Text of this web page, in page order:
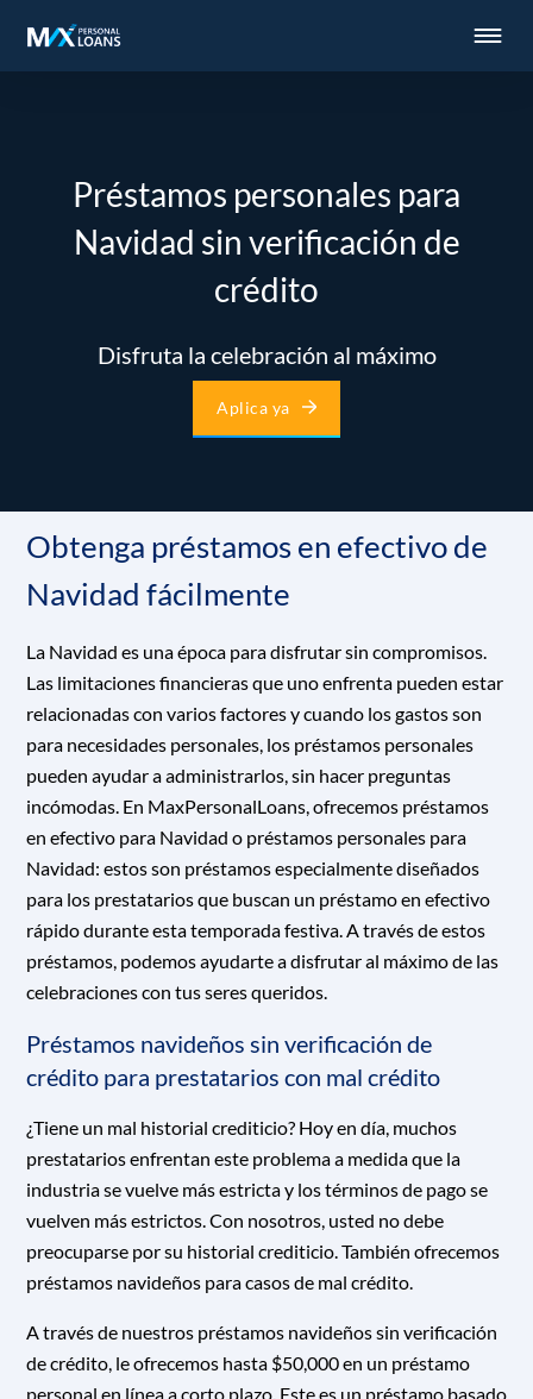
Préstamos personales para
Navidad sin verificación de
crédito
Disfruta la celebración al máximo
Aplica ya
Obtenga préstamos en efectivo de
Navidad fácilmente
La Navidad es una época para disfrutar sin compromisos.
Las limitaciones financieras que uno enfrenta pueden estar
relacionadas con varios factores y cuando los gastos son
para necesidades personales, los préstamos personales
pueden ayudar a administrarlos, sin hacer preguntas
incómodas. En MaxPersonalLoans, ofrecemos préstamos
en efectivo para Navidad o préstamos personales para
Navidad: estos son préstamos especialmente diseñados
para los prestatarios que buscan un préstamo en efectivo
rápido durante esta temporada festiva. A través de estos
préstamos, podemos ayudarte a disfrutar al máximo de las
celebraciones con tus seres queridos.
Préstamos navideños sin verificación de
crédito para prestatarios con mal crédito
¿Tiene un mal historial crediticio? Hoy en día, muchos
prestatarios enfrentan este problema a medida que la
industria se vuelve más estricta y los términos de pago se
vuelven más estrictos. Con nosotros, usted no debe
preocuparse por su historial crediticio. También ofrecemos
préstamos navideños para casos de mal crédito.
A través de nuestros préstamos navideños sin verificación
de crédito, le ofrecemos hasta $50,000 en un préstamo
personal en línea a corto plazo. Este es un préstamo basado